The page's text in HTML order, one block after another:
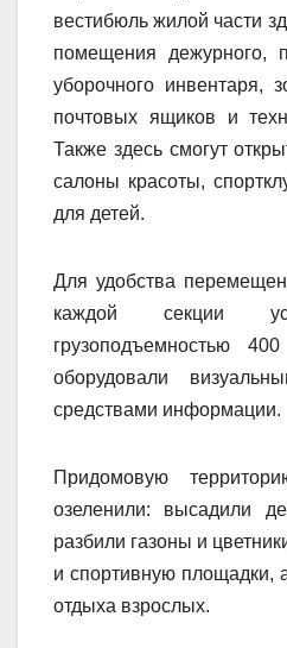
вестибюль жилой части
помещения дежурного,
уборочного инвентаря,
почтовых ящиков и
Также здесь смогут
салоны красоты,
для детей.
Для удобства
каждой секции
грузоподъемностью
оборудовали
средствами информации.
Придомовую
озеленили: высадили
разбили газоны и
и спортивную площадки,
отдыха взрослых.